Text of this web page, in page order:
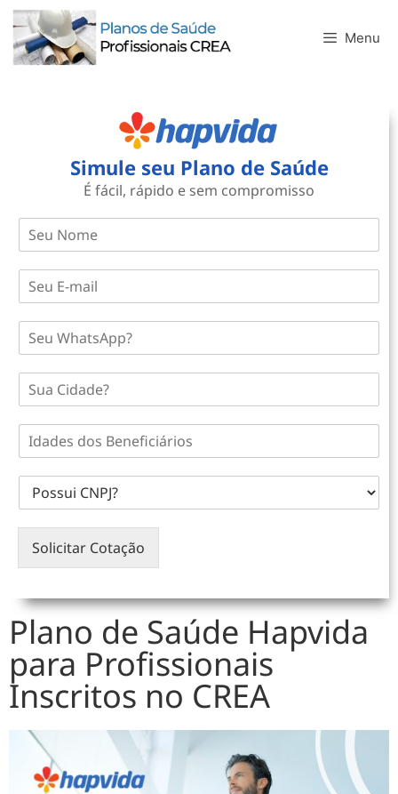
Menu
Plano de Saúde Hapvida
para Profissionais
Inscritos no CREA
Simule seu Plano de Saúde
É fácil, rápido e sem compromisso
Solicitar Cotação